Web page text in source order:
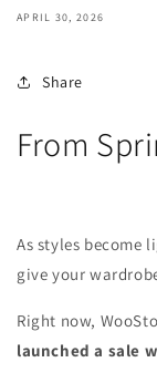
APRIL 30, 2026
Share
From
As styles become
give your
Right now,
launched a sale